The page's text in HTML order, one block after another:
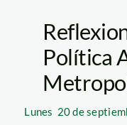
Política
Lunes 20 de